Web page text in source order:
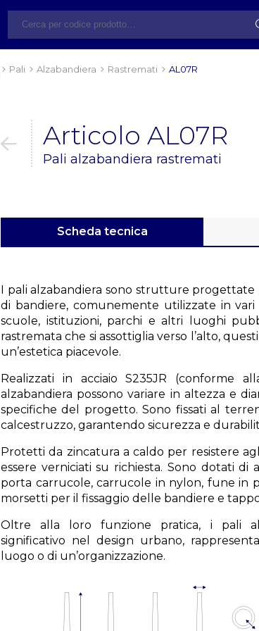
Pali Alzabandiera Rastremati AL07R
Articolo AL07R
Pali alzabandiera rastremati
Scheda tecnica
I pali alzabandiera sono strutture progettate
di bandiere, comunemente utilizzate in
scuole, istituzioni, parchi e altri luoghi
rastremata che si assottiglia verso l’alto,
un’estetica piacevole.
Realizzati in acciaio S235JR (conforme
alzabandiera possono variare in altezza e
specifiche del progetto. Sono fissati al
calcestruzzo, garantendo sicurezza e
Protetti da zincatura a caldo per resistere
essere verniciati su richiesta. Sono dotati di
porta carrucole, carrucole in nylon, fune in
morsetti per il fissaggio delle bandiere e
Oltre alla loro funzione pratica, i pali
significativo nel design urbano,
luogo o di un’organizzazione.